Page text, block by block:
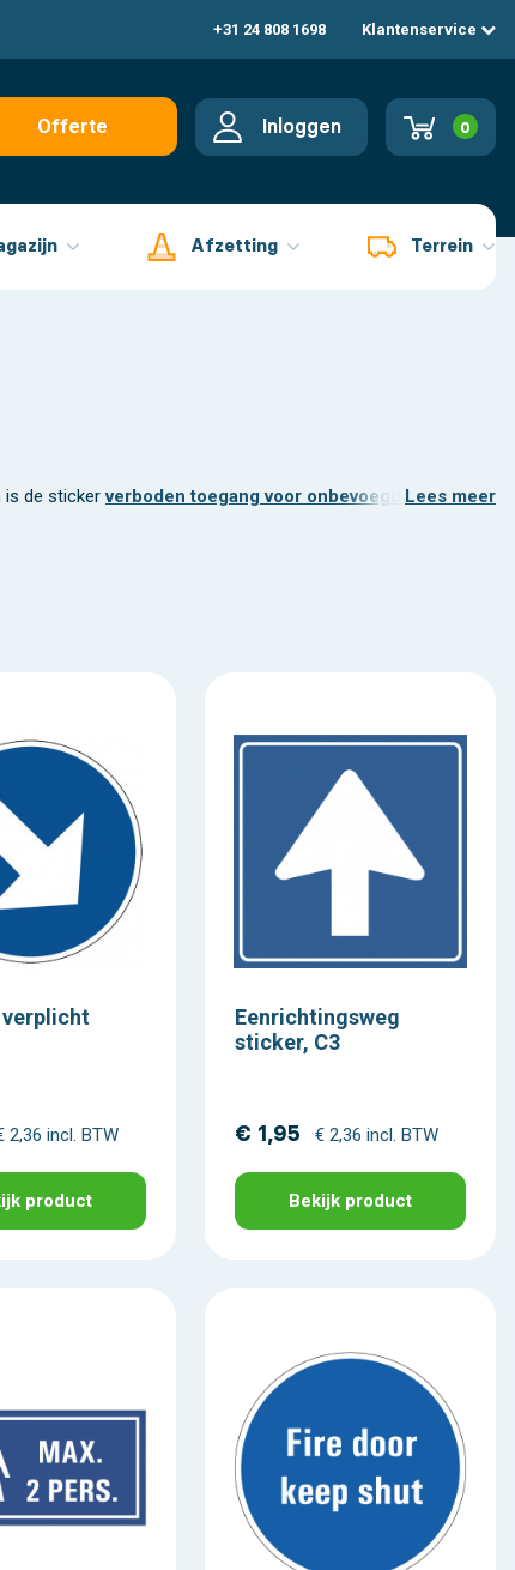
+31 24 808 1698 Klantenservice
Offerte
Inloggen 0
Afzetting Terrein
is de stickerverboden toegang voor onbevoegden. Soms wil
Lees meer
2,36 incl. BTW
product
Eenrichtingsweg
sticker, C3
€ 1,95 € 2,36 incl. BTW
Bekijk product